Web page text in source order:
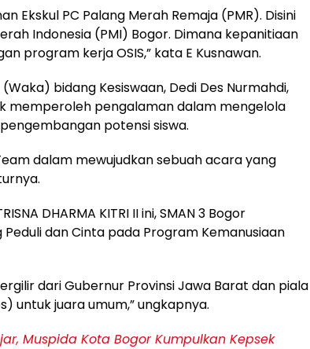
Ekskul PC Palang Merah Remaja (PMR). Disini
Indonesia (PMI) Bogor. Dimana kepanitiaan
program kerja OSIS,” kata E Kusnawan.
bidang Kesiswaan, Dedi Des Nurmahdi,
memperoleh pengalaman dalam mengelola
potensi siswa.
dalam mewujudkan sebuah acara yang
DHARMA KITRI II ini, SMAN 3 Bogor
dan Cinta pada Program Kemanusiaan
dari Gubernur Provinsi Jawa Barat dan piala
untuk juara umum,” ungkapnya.
Muspida Kota Bogor Kumpulkan Kepsek